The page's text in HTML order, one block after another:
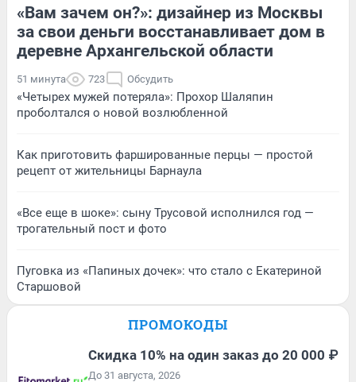
«Вам зачем он?»: дизайнер из Москвы
за свои деньги восстанавливает дом в
деревне Архангельской области
51 минута 723 Обсудить
«Четырех мужей потеряла»: Прохор Шаляпин
проболтался о новой возлюбленной
Как приготовить фаршированные перцы — простой
рецепт от жительницы Барнаула
«Все еще в шоке»: сыну Трусовой исполнился год —
трогательный пост и фото
Пуговка из «Папиных дочек»: что стало с Екатериной
Старшовой
ПРОМОКОДЫ
Скидка 10% на один заказ до 20 000 ₽
До 31 августа, 2026